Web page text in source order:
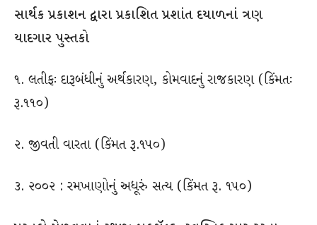
સાર્થક પ્રકાશન દ્વારા પ્રકાશિત પ્રશાંત દયાળનાં ત્રણ
યાદગાર પુસ્તકો
૧. લતીફઃ દારૂબંધીનું અર્થકારણ, કોમવાદનું રાજકારણ (કિંમતઃ
રૂ.૧૧૦)
૨. જીવતી વારતા (કિંમત રૂ.૧૫૦)
૩. ૨૦૦૨ : રમખાણોનું અધૂરું સત્ય (કિંમત રૂ. ૧૫૦)